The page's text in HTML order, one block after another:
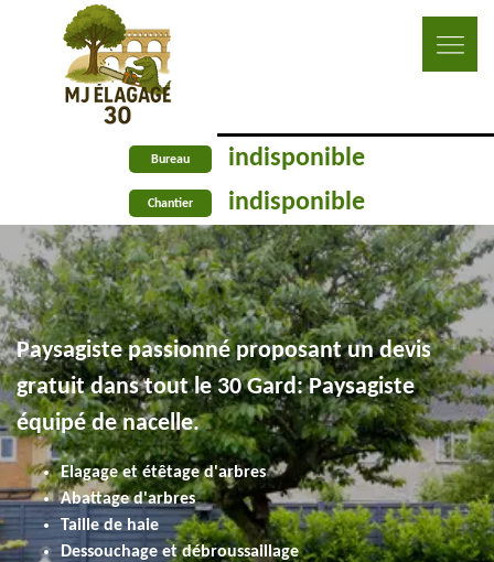
Bureau indisponible
Chantier indisponible
Paysagiste passionné proposant un devis
gratuit dans tout le 30 Gard: Paysagiste
équipé de nacelle.
Elagage et étêtage d'arbres
Abattage d'arbres
Taille de haie
Dessouchage et débroussaillage